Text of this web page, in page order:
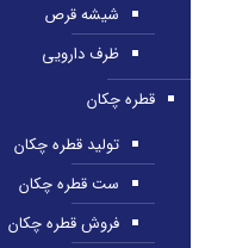
شیشه قرص
ظرف دارویی
قطره چکان
تولید قطره چکان
ست قطره چکان
فروش قطره چکان